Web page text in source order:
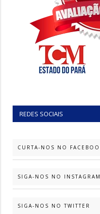
REDES SOCIAIS
CURTA-NOS NO
SIGA-NOS NO INSTAGRAM
SIGA-NOS NO TWITTER